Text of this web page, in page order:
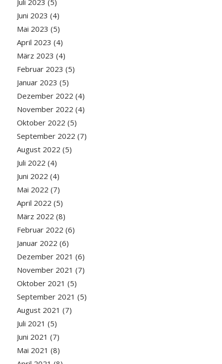
Juni 2023 (4)
Mai 2023 (5)
April 2023 (4)
März 2023 (4)
Februar 2023 (5)
Januar 2023 (5)
Dezember 2022 (4)
November 2022 (4)
Oktober 2022 (5)
September 2022 (7)
August 2022 (5)
Juli 2022 (4)
Juni 2022 (4)
Mai 2022 (7)
April 2022 (5)
März 2022 (8)
Februar 2022 (6)
Januar 2022 (6)
Dezember 2021 (6)
November 2021 (7)
Oktober 2021 (5)
September 2021 (5)
August 2021 (7)
Juli 2021 (5)
Juni 2021 (7)
Mai 2021 (8)